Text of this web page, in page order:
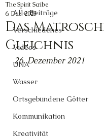
Alle Beiträge
Verschiedenes
Videos
UNA
Wasser
Ortsgebundene Götter
Kommunikation
Kreativität
Das
Gleichnis
The Spirit Scribe
6. Dez. 2023
26. Dezember 2021